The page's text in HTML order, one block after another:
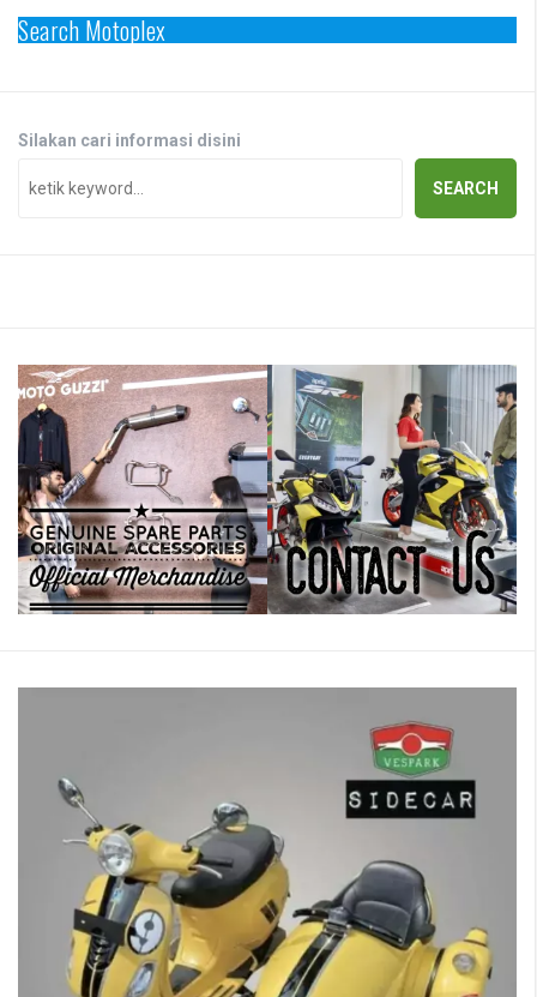
Search Motoplex
Silakan cari informasi disini
SEARCH